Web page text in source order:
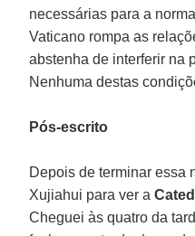
necessárias para a
Vaticano rompa as
abstenha de interferir na
Nenhuma destas
Pós-escrito
Depois de terminar essa
Xujiahui para ver a
Cheguei às quatro da